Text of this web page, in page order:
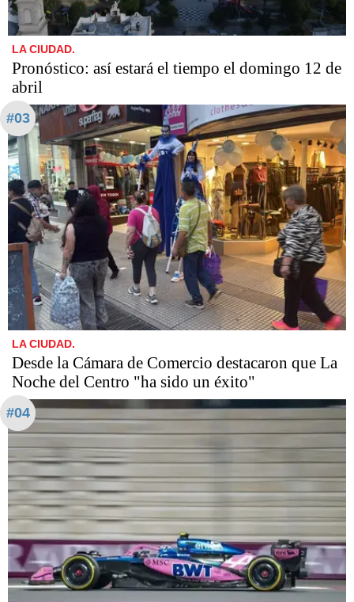
LA CIUDAD.
Pronóstico: así estará el tiempo el domingo 12 de
abril
#03
LA CIUDAD.
Desde la Cámara de Comercio destacaron que La
Noche del Centro "ha sido un éxito"
#04